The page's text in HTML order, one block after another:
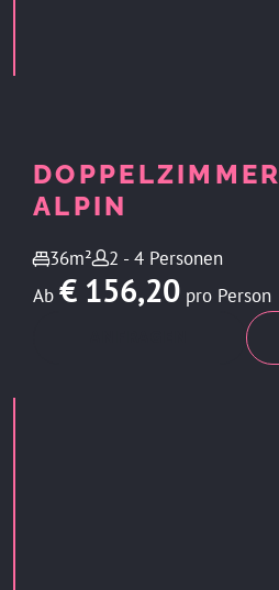
DOPPELZIMMER
ALPIN
36m²
2 - 4 Personen
Ab € 156,20 pro Person